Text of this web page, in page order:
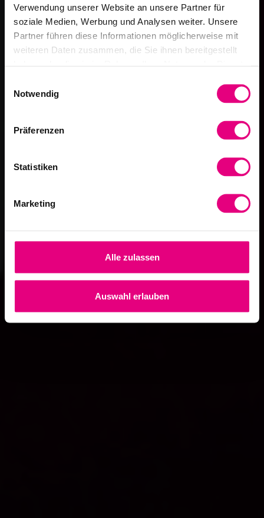
Verwendung unserer Website an unsere Partner für
soziale Medien, Werbung und Analysen weiter. Unsere
Partner führen diese Informationen möglicherweise mit
weiteren Daten zusammen, die Sie ihnen bereitgestellt
Notwendig
Präferenzen
Statistiken
Marketing
Alle zulassen
Auswahl erlauben